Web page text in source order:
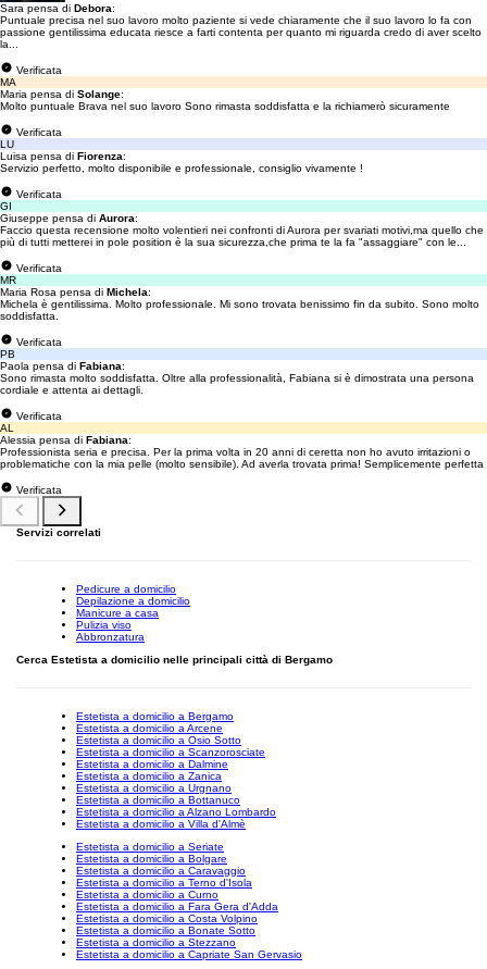
Sara pensa di Debora:
Puntuale precisa nel suo lavoro molto paziente si vede chiaramente che il suo lavoro lo fa con
passione gentilissima educata riesce a farti contenta per quanto mi riguarda credo di aver scelto
la...
Verificata
MA
Maria pensa di Solange:
Molto puntuale Brava nel suo lavoro Sono rimasta soddisfatta e la richiamerò sicuramente
Verificata
LU
Luisa pensa di Fiorenza:
Servizio perfetto, molto disponibile e professionale, consiglio vivamente !
Verificata
GI
Giuseppe pensa di Aurora:
Faccio questa recensione molto volentieri nei confronti di Aurora per svariati motivi,ma quello che
più di tutti metterei in pole position è la sua sicurezza,che prima te la fa "assaggiare" con le...
Verificata
MR
Maria Rosa pensa di Michela:
Michela è gentilissima. Molto professionale. Mi sono trovata benissimo fin da subito. Sono molto
soddisfatta.
Verificata
PB
Paola pensa di Fabiana:
Sono rimasta molto soddisfatta. Oltre alla professionalità, Fabiana si è dimostrata una persona
cordiale e attenta ai dettagli.
Verificata
AL
Alessia pensa di Fabiana:
Professionista seria e precisa. Per la prima volta in 20 anni di ceretta non ho avuto irritazioni o
problematiche con la mia pelle (molto sensibile). Ad averla trovata prima! Semplicemente perfetta
Verificata
Servizi correlati
Pedicure a domicilio
Depilazione a domicilio
Manicure a casa
Pulizia viso
Abbronzatura
Cerca Estetista a domicilio nelle principali città di Bergamo
Estetista a domicilio a Bergamo
Estetista a domicilio a Arcene
Estetista a domicilio a Osio Sotto
Estetista a domicilio a Scanzorosciate
Estetista a domicilio a Dalmine
Estetista a domicilio a Zanica
Estetista a domicilio a Urgnano
Estetista a domicilio a Bottanuco
Estetista a domicilio a Alzano Lombardo
Estetista a domicilio a Villa d'Almè
Estetista a domicilio a Seriate
Estetista a domicilio a Bolgare
Estetista a domicilio a Caravaggio
Estetista a domicilio a Terno d'Isola
Estetista a domicilio a Curno
Estetista a domicilio a Fara Gera d'Adda
Estetista a domicilio a Costa Volpino
Estetista a domicilio a Bonate Sotto
Estetista a domicilio a Stezzano
Estetista a domicilio a Capriate San Gervasio